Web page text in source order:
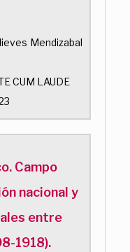
Mendizabal
CUM LAUDE
Campo
nacional y
entre
1918).